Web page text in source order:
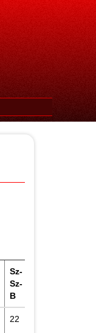
Sz-
Sz-
B
22